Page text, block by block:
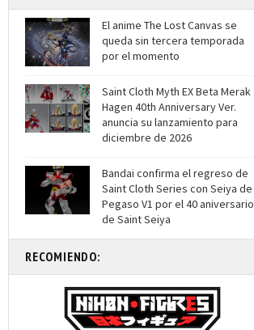
El anime The Lost Canvas se
queda sin tercera temporada
por el momento
Saint Cloth Myth EX Beta Merak
Hagen 40th Anniversary Ver.
anuncia su lanzamiento para
diciembre de 2026
Bandai confirma el regreso de
Saint Cloth Series con Seiya de
Pegaso V1 por el 40 aniversario
de Saint Seiya
RECOMIENDO: